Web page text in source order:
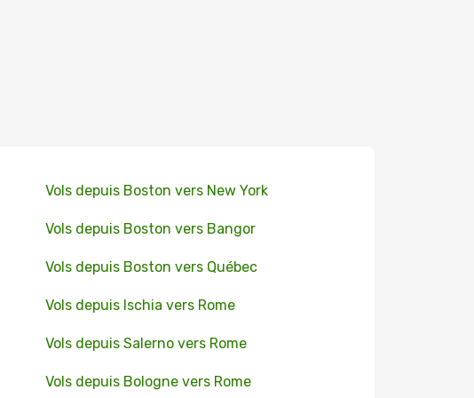
Vols depuis Boston vers New York
Vols depuis Boston vers Bangor
Vols depuis Boston vers Québec
Vols depuis Ischia vers Rome
Vols depuis Salerno vers Rome
Vols depuis Bologne vers Rome